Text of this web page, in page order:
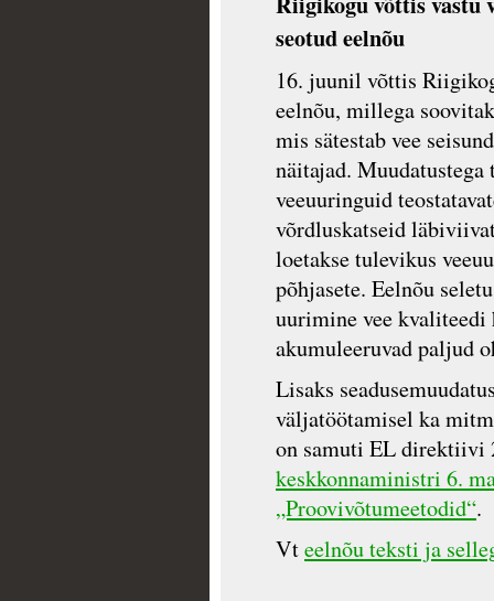
seotud eelnõu
16. juunil võttis
eelnõu, millega
mis sätestab vee
näitajad. Muudatustega
veeuuringuid
võrdluskatseid
loetakse tulevikus
põhjasete. Eelnõu
uurimine vee
akumuleeruvad paljud
Lisaks
väljatöötamisel ka
on samuti EL direktiivi
keskkonnaministri 6.
„Proovivõtumeetodid“.
Vteelnõu teksti ja